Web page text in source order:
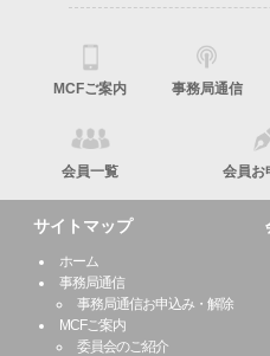
MCFご案内 事務局通信
会員一覧 会員お
サイトマップ
ホーム
事務局通信
事務局通信お申込み・解除
MCFご案内
委員会のご紹介